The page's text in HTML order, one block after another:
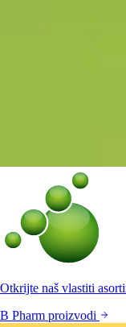
Otkrijte naš vlastiti
B Pharm proizvodi